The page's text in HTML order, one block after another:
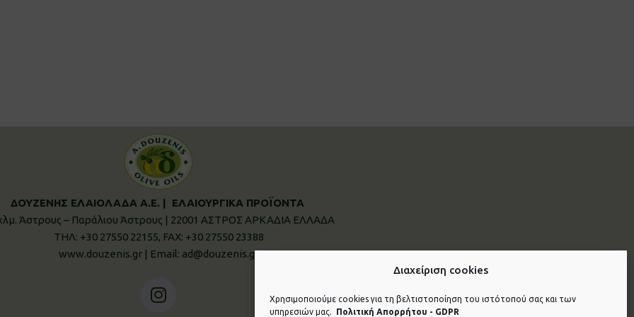
Διαχείριση cookies
Χρησιμοποιούμε cookies για τη βελτιστοποίηση του ιστότοπού σας και των
υπηρεσιών μας.
Πολιτική Απορρήτου - GDPR
ΔΟΥΖΕΝΗΣ ΕΛΑΙΟΛΑΔΑ Α.Ε. | ΕΛΑΙΟΥΡΓΙΚΑ ΠΡΟΪΟΝΤΑ
Άστρους – Παράλιου Άστρους | 22001 ΑΣΤΡΟΣ ΑΡΚΑΔΙΑ ΕΛΛΑΔΑ
ΤΗΛ: +30 27550 22155, FAX: +30 27550 23388
www.douzenis.gr | Email: ad@douzenis.gr